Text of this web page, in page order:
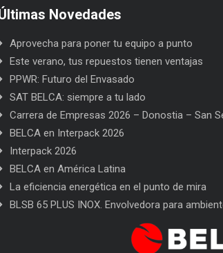
Futuro del Envasado
Novedades
Aprovecha para poner tu equipo a punto
Este verano, tus repuestos tienen ventajas
PPWR: Futuro del Envasado
SAT BELCA: siempre a tu lado
Carrera de Empresas 2026 – Donostia – San
BELCA en Interpack 2026
Interpack 2026
BELCA en América Latina
La eficiencia energética en el punto de mira
BLSB 65 PLUS INOX. Envolvedora para